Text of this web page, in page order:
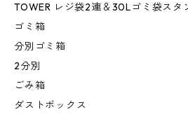
TOWER レジ袋2連＆30Lゴミ袋スタ
ゴミ箱
分別ゴミ箱
2分別
ごみ箱
ダストボックス